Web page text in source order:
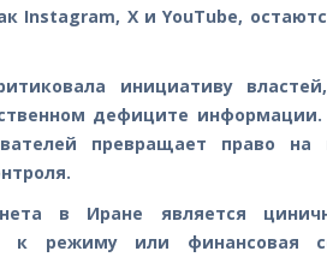
Instagram, X и YouTube,
инициативу
дефиците
превращает право
в Иране является
к режиму или финансовая